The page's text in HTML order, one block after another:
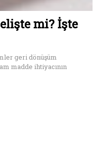
mi? İşte
geri dönüşüm
madde ihtiyacının